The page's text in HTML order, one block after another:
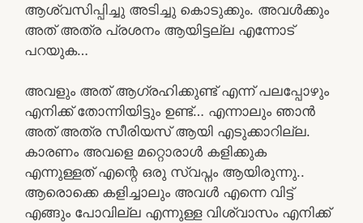
ആശ്വസിപ്പിച്ചു അടിച്ചു കൊടുക്കും. അവൾക്കും
അത് അത്ര പ്രശനം ആയിട്ടല്ല എന്നോട്
പറയുക…
അവളും അത് ആഗ്രഹിക്കുണ്ട് എന്ന് പലപ്പോഴും
എനിക്ക് തോന്നിയിട്ടും ഉണ്ട്… എന്നാലും ഞാൻ
അത് അത്ര സീരിയസ് ആയി എടുക്കാറില്ല.
കാരണം അവളെ മറ്റൊരാൾ കളിക്കുക
എന്നുള്ളത് എന്റെ ഒരു സ്വപ്നം ആയിരുന്നു..
ആരൊക്കെ കളിച്ചാലും അവൾ എന്നെ വിട്ട്
എങ്ങും പോവില്ല എന്നുള്ള വിശ്വാസം എനിക്ക്